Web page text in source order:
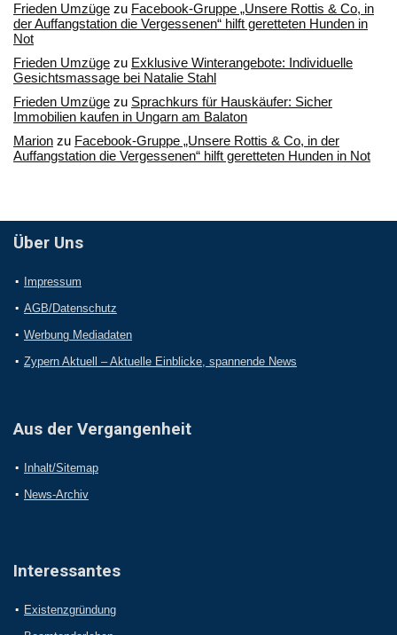
Frieden Umzüge zu Facebook-Gruppe „Unsere Rottis & Co, in
der Auffangstation die Vergessenen“ hilft geretteten Hunden in
Not
Frieden Umzüge zu Exklusive Winterangebote: Individuelle
Gesichtsmassage bei Natalie Stahl
Frieden Umzüge zu Sprachkurs für Hauskäufer: Sicher
Immobilien kaufen in Ungarn am Balaton
Marion zu Facebook-Gruppe „Unsere Rottis & Co, in der
Auffangstation die Vergessenen“ hilft geretteten Hunden in Not
Über Uns
Impressum
AGB/Datenschutz
Werbung Mediadaten
Zypern Aktuell – Aktuelle Einblicke, spannende News
Aus der Vergangenheit
Inhalt/Sitemap
News-Archiv
Interessantes
Existenzgründung